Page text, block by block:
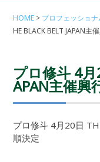
HOME プロフェッショ
HE BLACK BELT JAPAN主
プロ修斗 4月
APAN主催興
プロ修斗 4月20日
順決定